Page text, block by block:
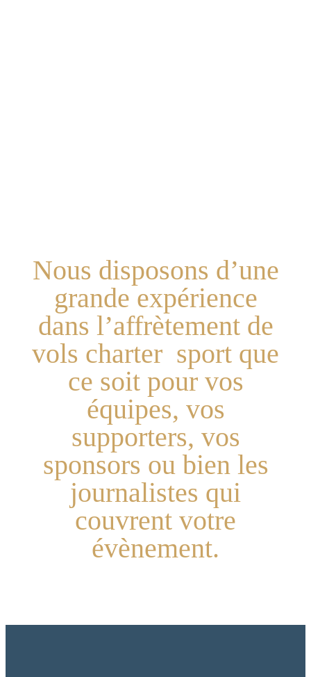
Nous disposons d’une
grande expérience
dans l’affrètement de
vols charter sport que
ce soit pour vos
équipes, vos
supporters, vos
sponsors ou bien les
journalistes qui
couvrent votre
évènement.